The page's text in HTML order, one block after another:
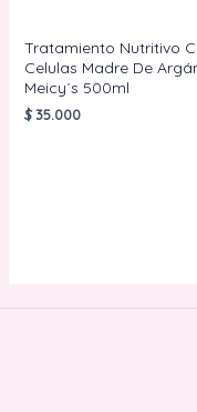
Tratamiento Nutritivo
Celulas Madre De
Meicy´s 500ml
$35.000